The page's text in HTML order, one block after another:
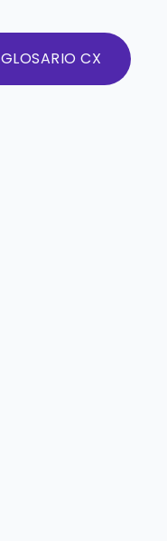
GLOSARIO CX